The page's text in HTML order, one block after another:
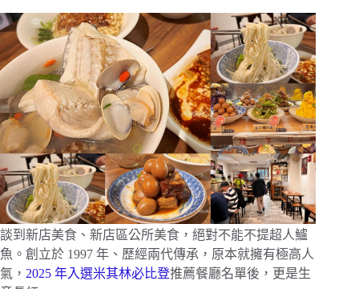
談到新店美食、新店區公所美食，絕對不能不提超人鱸
魚。創立於 1997 年、歷經兩代傳承，原本就擁有極高人
氣， 2025 年入選米其林必比登推薦餐廳名單後，更是生